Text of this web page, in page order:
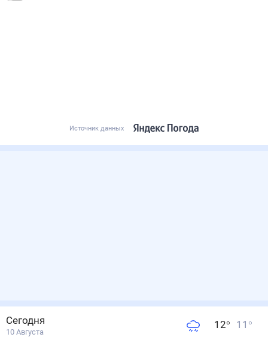
Источник данных
Сегодня
10 Августа
12° 11 °